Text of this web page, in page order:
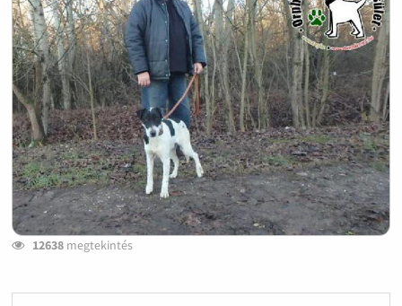
12638megtekintés